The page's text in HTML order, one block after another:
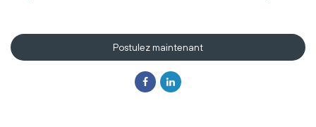
Postulez maintenant